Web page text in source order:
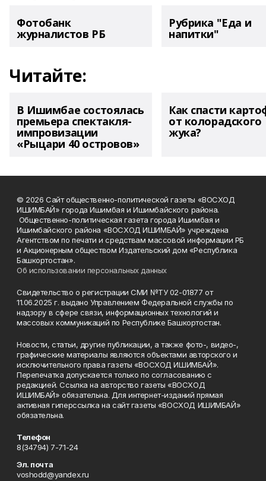
Фотобанк
журналистов РБ
Рубрика "Еда и
напитки"
Читайте:
В Ишимбае состоялась
премьера спектакля-
импровизации
«Рыцари 40 островов»
Как спасти
от колорадского
жука?
© 2026 Сайт общественно-политической газеты «ВОСХОД
ИШИМБАЙ» города Ишимбая и Ишимбайского района.
Общественно-политическая газета города Ишимбая и
Ишимбайского района «ВОСХОД ИШИМБАЙ» учреждена
Агентством по печати и средствам массовой информации РБ
и Акционерным обществом Издательский дом «Республика
Башкортостан».
Об использовании персональных данных
Свидетельство о регистрации СМИ №ТУ 02-01877 от
11.06.2025 г. выдано Управлением Федеральной службы по
надзору в сфере связи, информационных технологий и
массовых коммуникаций по Республике Башкортостан.
Новости, статьи, другие публикации, а также фото-, видео-,
графические материалы являются объектами авторского и
исключительного права газеты «ВОСХОД ИШИМБАЙ».
Перепечатка допускается только по согласованию с
редакцией. Ссылка на авторство газеты «ВОСХОД
ИШИМБАЙ» обязательна. Для интернет-изданий прямая
активная гиперссылка на сайт газеты «ВОСХОД ИШИМБАЙ»
обязательна.
Телефон
8(34794) 7-71-24
Эл. почта
voshodd@yandex.ru